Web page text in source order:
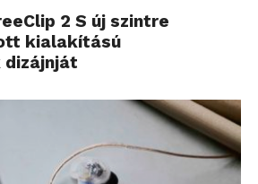
2 S új szintre
kialakítású